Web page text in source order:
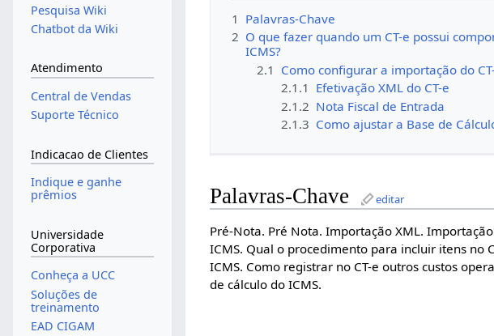
1 Palavras-Chave
2 O que fazer quando um CT-e possui
ICMS?
2.1 Como configurar a importação do
2.1.1 Efetivação XML do CT-e
2.1.2 Nota Fiscal de Entrada
2.1.3 Como ajustar a Base de
Palavras-Chave editar
Pré-Nota. Pré Nota. Importação XML.
ICMS. Qual o procedimento para incluir itens no
ICMS. Como registrar no CT-e outros custos
de cálculo do ICMS.
Pesquisa Wiki
Chatbot da Wiki
Atendimento
Central de Vendas
Suporte Técnico
Indicacao de Clientes
Indique e ganhe
prêmios
Universidade
Corporativa
Conheça a UCC
Soluções de
treinamento
EAD CIGAM